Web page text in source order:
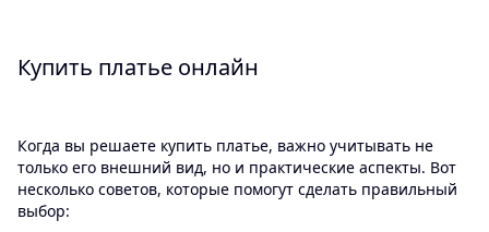
Купить платье онлайн
Когда вы решаете купить платье, важно учитывать не
только его внешний вид, но и практические аспекты. Вот
несколько советов, которые помогут сделать правильный
выбор: